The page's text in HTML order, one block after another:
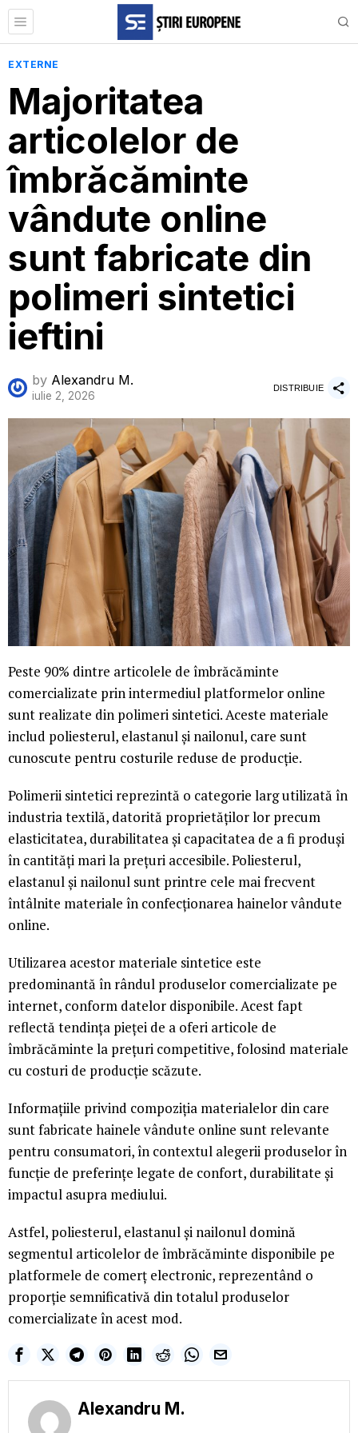
EXTERNE
Majoritatea
articolelor de
îmbrăcăminte
vândute online
sunt fabricate din
polimeri sintetici
ieftini
by Alexandru M.
iulie 2, 2026
DISTRIBUIE
Peste 90% dintre articolele de îmbrăcăminte
comercializate prin intermediul platformelor online
sunt realizate din polimeri sintetici. Aceste materiale
includ poliesterul, elastanul și nailonul, care sunt
cunoscute pentru costurile reduse de producție.
Polimerii sintetici reprezintă o categorie larg utilizată în
industria textilă, datorită proprietăților lor precum
elasticitatea, durabilitatea și capacitatea de a fi produși
în cantități mari la prețuri accesibile. Poliesterul,
elastanul și nailonul sunt printre cele mai frecvent
întâlnite materiale în confecționarea hainelor vândute
online.
Utilizarea acestor materiale sintetice este
predominantă în rândul produselor comercializate pe
internet, conform datelor disponibile. Acest fapt
reflectă tendința pieței de a oferi articole de
îmbrăcăminte la prețuri competitive, folosind materiale
cu costuri de producție scăzute.
Informațiile privind compoziția materialelor din care
sunt fabricate hainele vândute online sunt relevante
pentru consumatori, în contextul alegerii produselor în
funcție de preferințe legate de confort, durabilitate și
impactul asupra mediului.
Astfel, poliesterul, elastanul și nailonul domină
segmentul articolelor de îmbrăcăminte disponibile pe
platformele de comerț electronic, reprezentând o
proporție semnificativă din totalul produselor
comercializate în acest mod.
Alexandru M.